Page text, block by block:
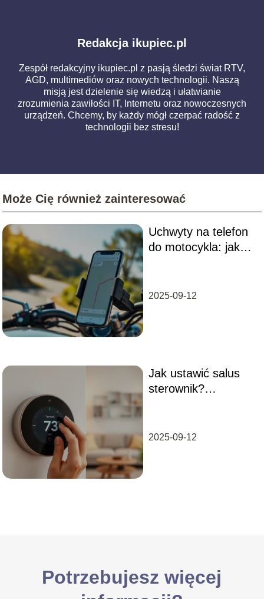
Redakcja ikupiec.pl
Zespół redakcyjny ikupiec.pl z pasją śledzi świat RTV,
AGD, multimediów oraz nowych technologii. Naszą
misją jest dzielenie się wiedzą i ułatwianie
zrozumienia zawiłości IT, Internetu oraz nowoczesnych
urządzeń. Chcemy, by każdy mógł czerpać radość z
technologii bez stresu!
Może Cię również zainteresować
Uchwyty na telefon
do motocykla: jak
2025-09-12
Jak ustawić salus
sterownik?
kroku
2025-09-12
Potrzebujesz więcej